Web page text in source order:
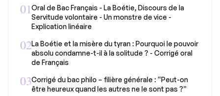
01Oral de Bac Français - La Boétie, Discours de la
Servitude volontaire - Un monstre de vice -
Explication linéaire
02La Boétie et la misère du tyran : Pourquoi le pouvoir
absolu condamne-t-il à la solitude ? - Corrigé oral
de Français
03Corrigé du bac philo – filière générale : “Peut-on
être heureux quand les autres ne le sont pas ?”